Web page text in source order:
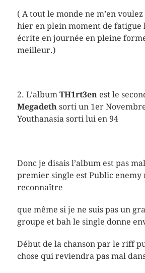
( A tout le monde ne m’en voulez
hier en plein moment de fatigue
écrite en journée en pleine
meilleur.)
2. L’album TH1rt3enest le
Megadethsorti un 1er
Youthanasia sorti lui en 94
Donc je disais l’album est pas
premier single est Public enemy
reconnaître
que même si je ne suis pas un
groupe et bah le single donne
Début de la chanson par le riff
chose qui reviendra pas mal